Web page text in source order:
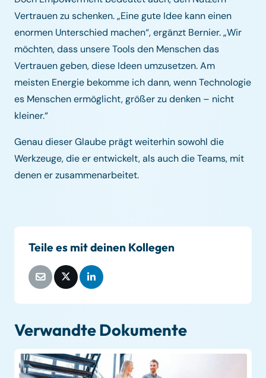
Vertrauen zu schenken. „Eine gute Idee kann einen
enormen Unterschied machen“, ergänzt Bernier. „Wir
möchten, dass unsere Tools den Menschen das
Vertrauen geben, diese Ideen umzusetzen. Am
meisten Energie bekomme ich dann, wenn Technologie
es Menschen ermöglicht, größer zu denken – nicht
kleiner.“
Genau dieser Glaube prägt weiterhin sowohl die
Werkzeuge, die er entwickelt, als auch die Teams, mit
denen er zusammenarbeitet.
Teile es mit deinen Kollegen
Verwandte Dokumente